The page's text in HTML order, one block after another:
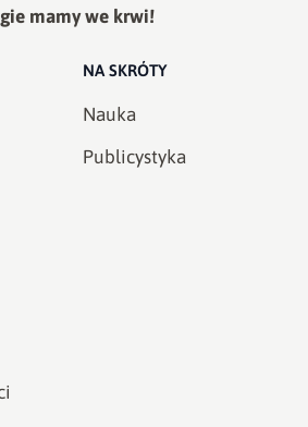
mamy we krwi!
NA SKRÓTY
Nauka
Publicystyka